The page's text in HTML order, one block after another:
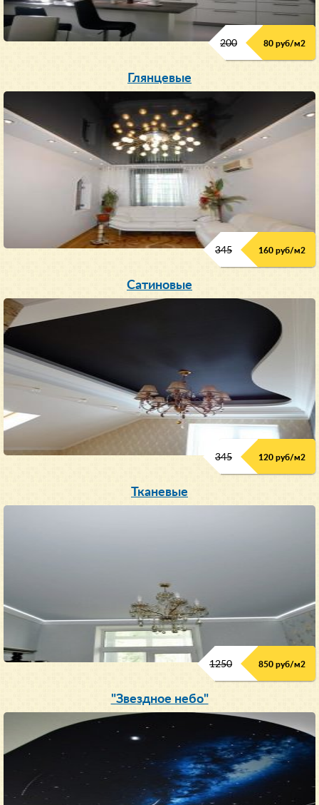
200 80 руб/м2
Глянцевые
345 160 руб/м2
Сатиновые
345 120 руб/м2
Тканевые
1250 850 руб/м2
"Звездное небо"